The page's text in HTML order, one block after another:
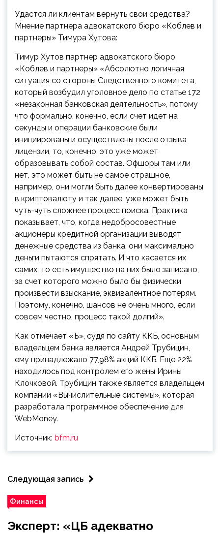
Удастся ли клиентам вернуть свои средства?
Мнение партнера адвокатского бюро «Коблев и
партнеры» Тимура Хутова:
Тимур Хутов партнер адвокатского бюро
«Коблев и партнеры» «Абсолютно логичная
ситуация со стороны Следственного комитета,
который возбудил уголовное дело по статье 172
«незаконная банковская деятельность», потому
что формально, конечно, если счет идет на
секунды и операции банковские были
инициированы и осуществлены после отзыва
лицензии, то, конечно, это уже может
образовывать собой состав. Офшоры там или
нет, это может быть не самое страшное,
например, они могли быть далее конвертированы
в криптовалюту и так далее, уже может быть
чуть-чуть сложнее процесс поиска. Практика
показывает, что, когда недобросовестные
акционеры кредитной организации выводят
денежные средства из банка, они максимально
деньги пытаются спрятать. И что касается их
самих, то есть имущество на них было записано,
за счет которого можно было бы физически
произвести взыскание, эквивалентное потерям.
Поэтому, конечно, шансов не очень много, если
совсем честно, процесс такой долгий».
Как отмечает «Ъ», судя по сайту ККБ, основным
владельцем банка является Андрей Трубицин,
ему принадлежало 77,98% акций ККБ. Еще 22%
находилось под контролем его жены Ирины
Клочковой. Трубицин также является владельцем
компании «Вычислительные системы», которая
разработала программное обеспечение для
WebMoney.
Источник: bfm.ru
Следующая запись
Финансы
Эксперт: «ЦБ адекватно